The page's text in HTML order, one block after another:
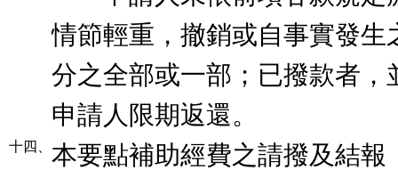
情節輕重，撤銷或自事實發生
分之全部或一部；已撥款者，
申請人限期返還。
十四、 本要點補助經費之請撥及結報